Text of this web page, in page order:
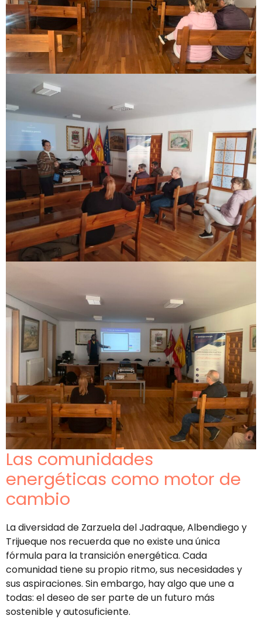
Las comunidades
energéticas como motor de
cambio
La diversidad de Zarzuela del Jadraque, Albendiego y
Trijueque nos recuerda que no existe una única
fórmula para la transición energética. Cada
comunidad tiene su propio ritmo, sus necesidades y
sus aspiraciones. Sin embargo, hay algo que une a
todas: el deseo de ser parte de un futuro más
sostenible y autosuficiente.